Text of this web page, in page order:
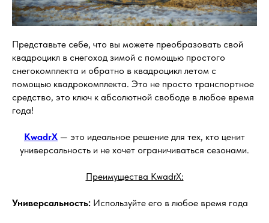
Представьте себе, что вы можете преобразовать свой
квадроцикл в снегоход зимой с помощью простого
снегокомплекта и обратно в квадроцикл летом с
помощью квадрокомплекта. Это не просто транспортное
средство, это ключ к абсолютной свободе в любое время
года!
KwadrX — это идеальное решение для тех, кто ценит
универсальность и не хочет ограничиваться сезонами.
Преимущества KwadrX:
Универсальность: Используйте его в любое время года